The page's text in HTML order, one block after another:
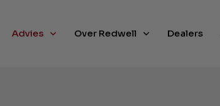
Advies Over Redwell Dealers